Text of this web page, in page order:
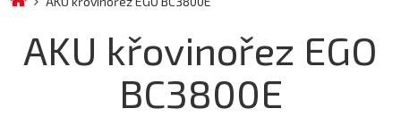
AKU křovinořez EGO
BC3800E